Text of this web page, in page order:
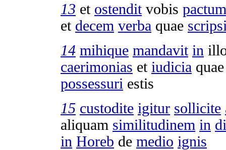
13 et ostenditvobis pactum
et decem verba quae
14 mihique mandavit in
caerimonias et iudicia
possessuri estis
15 custodite igitur sollicite
aliquam similitudinem in
in Horeb de medio ignis